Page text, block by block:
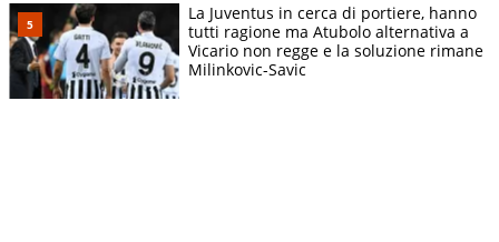
La Juventus in cerca di portiere, hanno
tutti ragione ma Atubolo alternativa a
Vicario non regge e la soluzione rimane
Milinkovic-Savic